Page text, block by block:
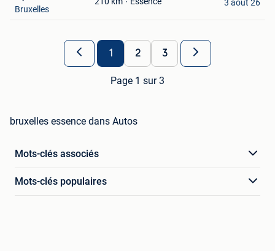
Bruxelles
3 août 26
1 2 3
Page 1 sur 3
bruxelles essence dans Autos
Mots-clés associés
Mots-clés populaires